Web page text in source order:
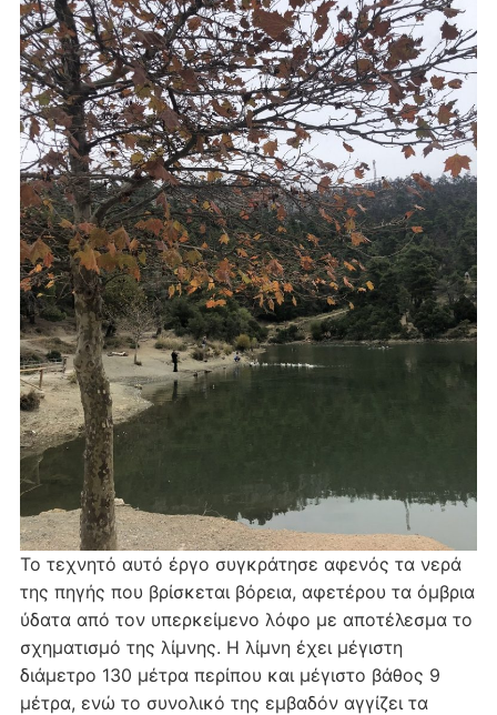
Το τεχνητό αυτό έργο συγκράτησε αφενός τα νερά
της πηγής που βρίσκεται βόρεια, αφετέρου τα όμβρια
ύδατα από τον υπερκείμενο λόφο με αποτέλεσμα το
σχηματισμό της λίμνης. Η λίμνη έχει μέγιστη
διάμετρο 130 μέτρα περίπου και μέγιστο βάθος 9
μέτρα, ενώ το συνολικό της εμβαδόν αγγίζει τα